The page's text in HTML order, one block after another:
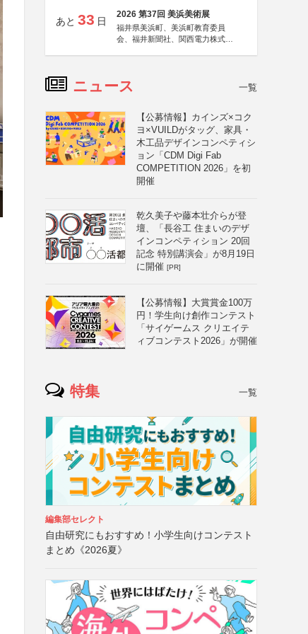
あと 33 日
2026 第37回 美浜美術展
福井県美浜町、美浜町教育委員
会、福井新聞社、関西電力株式会
ニュース 一覧
【公募情報】カインズ×コク
ヨ×VUILDがタッグ、家具・
木工品デザインコンペティシ
ョン「CDM Digi Fab
COMPETITION 2026」を初
開催
乾久美子や藤本壮介らが登
壇、「長谷工 住まいのデザ
インコンペティション 20回
記念 特別講演会」が8月19日
に開催 [PR]
【公募情報】大賞賞金100万
円！学生向け創作コンテスト
「サイゲームス クリエイテ
ィブコンテスト2026」が開催
特集 一覧
編集部セレクト
自由研究にもおすすめ！小学生向けコンテスト
まとめ《2026夏》